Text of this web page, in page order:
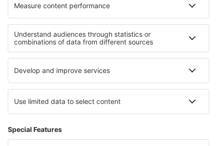
Unterkunft auf der Swiss Alps
Unterkunft in St. Moritz Unterkunft in den Süd Atollen
Unterkunft in Opolskie Unterkunft in Lappland
Unterkunft in Nationalpark Bory Tucholskie
Unterkunft in Great Sand Dunes National Park